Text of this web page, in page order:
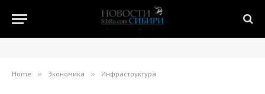
Home » Экономика » Инфраструктура